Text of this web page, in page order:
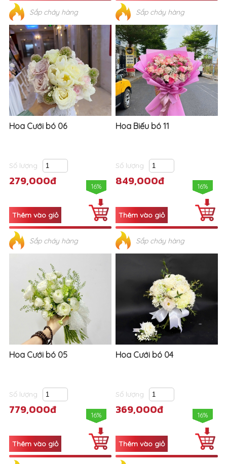
Sắp cháy hàng Sắp cháy hàng
Hoa Cưới bó 06
Số lượng
279,000đ 16%
Sắp cháy hàng
Hoa Biếu bó 11
Số lượng
849,000đ 16%
Sắp cháy hàng
Hoa Cưới bó 05
Số lượng
779,000đ 16%
Hoa Cưới bó 04
Số lượng
369,000đ 16%